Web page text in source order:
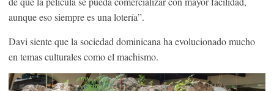
aunque eso siempre es una lotería”.
Davi siente que la sociedad dominicana ha evolucionado mucho
en temas culturales como el machismo.